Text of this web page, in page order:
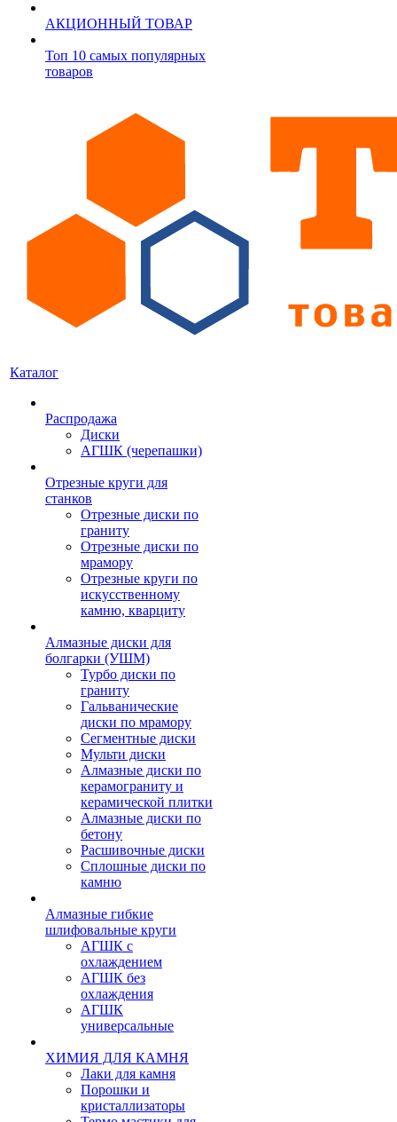
АКЦИОННЫЙ ТОВАР
Топ 10 самых популярных
товаров
Каталог
Распродажа
Диски
АГШК (черепашки)
Отрезные круги для
станков
Отрезные диски по
граниту
Отрезные диски по
мрамору
Отрезные круги по
искусственному
камню, кварциту
Алмазные диски для
болгарки (УШМ)
Турбо диски по
граниту
Гальванические
диски по мрамору
Сегментные диски
Мульти диски
Алмазные диски по
керамограниту и
керамической плитки
Алмазные диски по
бетону
Расшивочные диски
Сплошные диски по
камню
Алмазные гибкие
шлифовальные круги
АГШК с
охлаждением
АГШК без
охлаждения
АГШК
универсальные
ХИМИЯ ДЛЯ КАМНЯ
Лаки для камня
Порошки и
кристаллизаторы